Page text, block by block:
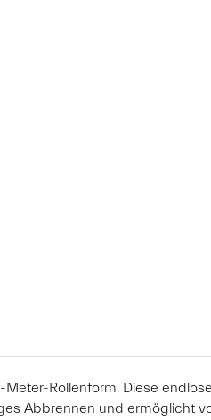
Rollenform. Diese
Abbrennen und ermöglicht